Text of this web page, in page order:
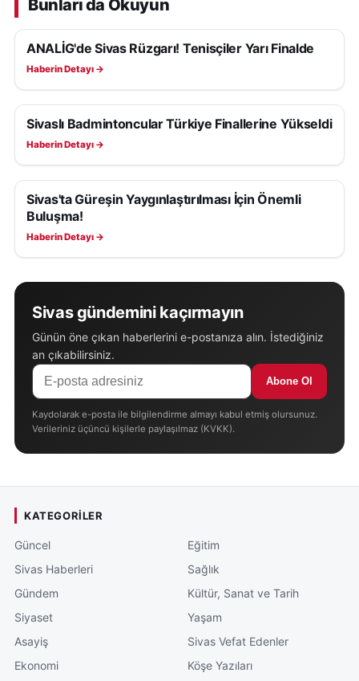
Bunları da Okuyun
SPOR
ANALİG'de Sivas Rüzgarı! Tenisçiler Yarı Finalde
Haberin Detayı →
SPOR
Sivaslı Badmintoncular Türkiye Finallerine Yükseldi
Haberin Detayı →
SPOR
Sivas'ta Güreşin Yaygınlaştırılması İçin Önemli
Buluşma!
Haberin Detayı →
Sivas gündemini kaçırmayın
Günün öne çıkan haberlerini e-postanıza alın. İstediğiniz
an çıkabilirsiniz.
Abone Ol
Kaydolarak e-posta ile bilgilendirme almayı kabul etmiş olursunuz.
Verileriniz üçüncü kişilerle paylaşılmaz (KVKK).
KATEGORILER
Güncel
Sivas Haberleri
Gündem
Siyaset
Asayiş
Ekonomi
Eğitim
Sağlık
Kültür, Sanat ve Tarih
Yaşam
Sivas Vefat Edenler
Köşe Yazıları